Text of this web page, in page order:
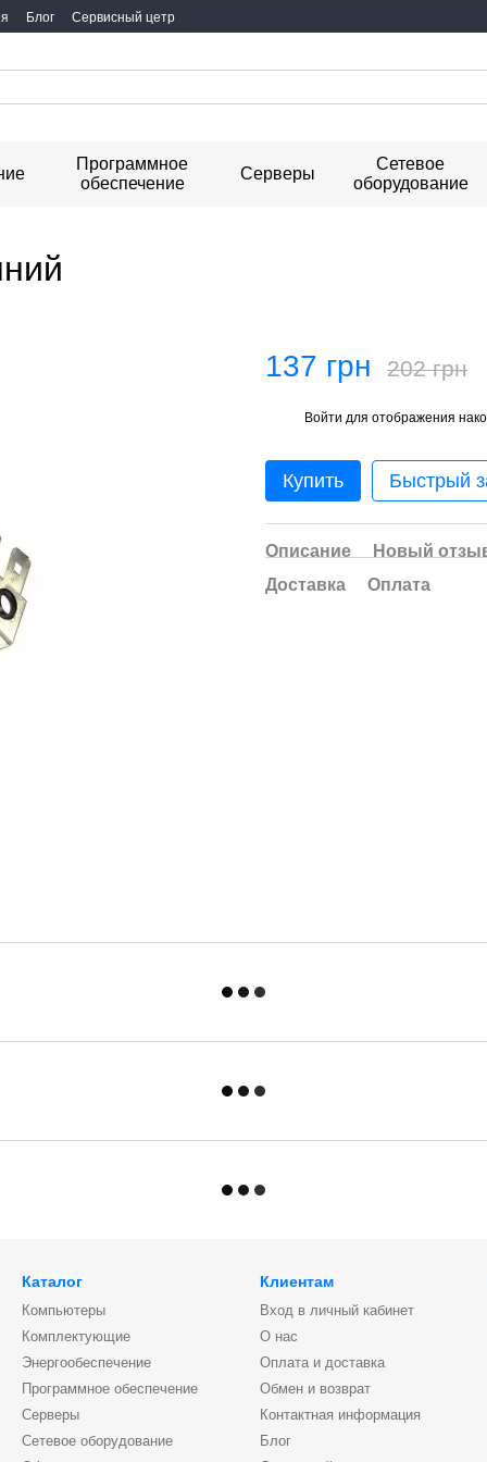
Блог Сервисный цетр
Программное
обеспечение
Серверы
Сетевое
оборудование
137 грн 202 грн
Войти для отображения
Купить Быстрый
Описание
Новый
Доставка
Оплата
Каталог
Компьютеры
Комплектующие
Энергообеспечение
Программное обеспечение
Серверы
Сетевое оборудование
Клиентам
Вход в личный кабинет
О нас
Оплата и доставка
Обмен и возврат
Контактная информация
Блог